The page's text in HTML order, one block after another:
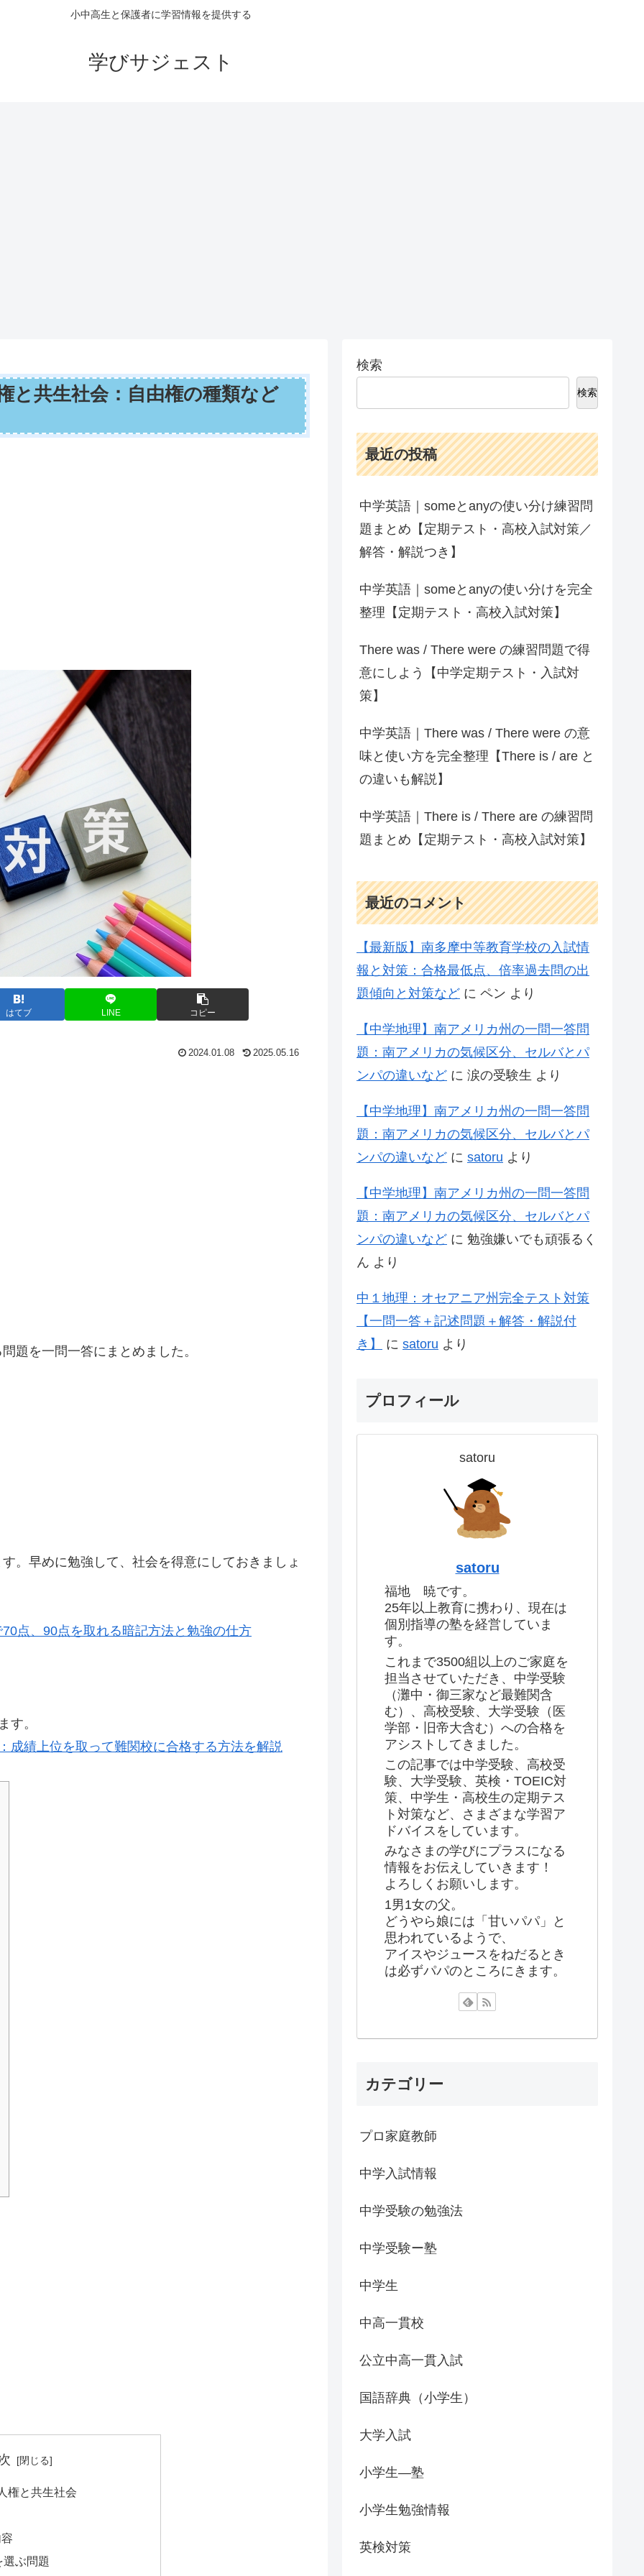
小中高生と保護者に学習情報を提供する
学びサジェスト
と共生社会：自由権の種類など
はてブ LINE コピー
2024.01.08 2025.05.16
題を一問一答にまとめました。
。早めに勉強して、社会を得意にしておきましょ
点、90点を取れる暗記方法と勉強の仕方
す。
成績上位を取って難関校に合格する方法を解説
権と共生社会
ぶ問題
検索
検索
最近の投稿
中学英語｜someとanyの使い分け練習問
題まとめ【定期テスト・高校入試対策／
解答・解説つき】
中学英語｜someとanyの使い分けを完全
整理【定期テスト・高校入試対策】
There was / There were の練習問題で得
意にしよう【中学定期テスト・入試対
策】
中学英語｜There was / There were の意
味と使い方を完全整理【There is / are と
の違いも解説】
中学英語｜There is / There are の練習問
題まとめ【定期テスト・高校入試対策】
最近のコメント
【最新版】南多摩中等教育学校の入試情
報と対策：合格最低点、倍率過去問の出
題傾向と対策など に ペン より
【中学地理】南アメリカ州の一問一答問
題：南アメリカの気候区分、セルバとパ
ンパの違いなど に 涙の受験生 より
【中学地理】南アメリカ州の一問一答問
題：南アメリカの気候区分、セルバとパ
ンパの違いなど に satoru より
【中学地理】南アメリカ州の一問一答問
題：南アメリカの気候区分、セルバとパ
ンパの違いなど に 勉強嫌いでも頑張るく
ん より
中１地理：オセアニア州完全テスト対策
【一問一答＋記述問題＋解答・解説付
き】
に satoru より
プロフィール
satoru
satoru
福地 暁です。
25年以上教育に携わり、現在は
個別指導の塾を経営していま
す。
これまで3500組以上のご家庭を
担当させていただき、中学受験
（灘中・御三家など最難関含
む）、高校受験、大学受験（医
学部・旧帝大含む）への合格を
アシストしてきました。
この記事では中学受験、高校受
験、大学受験、英検・TOEIC対
策、中学生・高校生の定期テス
ト対策など、さまざまな学習ア
ドバイスをしています。
みなさまの学びにプラスになる
情報をお伝えしていきます！
よろしくお願いします。
1男1女の父。
どうやら娘には「甘いパパ」と
思われているようで、
アイスやジュースをねだるとき
は必ずパパのところにきます。
カテゴリー
プロ家庭教師
中学入試情報
中学受験の勉強法
中学受験ー塾
中学生
中高一貫校
公立中高一貫入試
国語辞典（小学生）
大学入試
小学生―塾
小学生勉強情報
英検対策